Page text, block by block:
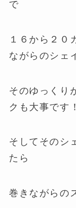
で
１６から２０
ながらのシェ
そのゆっくり
クも大事です！
そしてそのシ
たら
巻きながらの